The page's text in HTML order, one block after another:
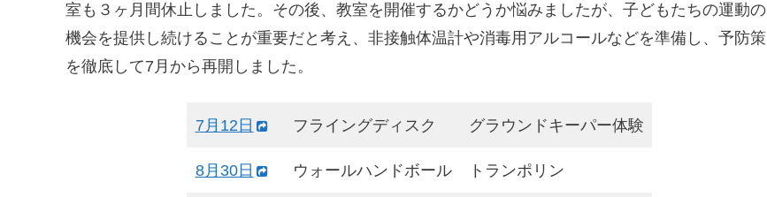
室も３ヶ月間休止しました。その後、教室を開催するかどうか悩みましたが、子どもたちの運動の
機会を提供し続けることが重要だと考え、非接触体温計や消毒用アルコールなどを準備し、予防策
を徹底して7月から再開しました。
7月12日 フライングディスク グラウンドキーパー体験
8月30日 ウォールハンドボール トランポリン